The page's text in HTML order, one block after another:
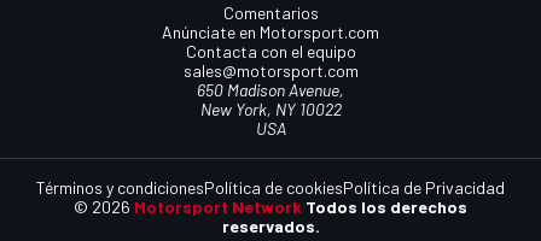
Comentarios
Anúnciate en Motorsport.com
Contacta con el equipo
sales@motorsport.com
650 Madison Avenue,
New York, NY 10022
USA
© 2026 Motorsport Network Todos los derechos
reservados.
Términos y condicionesPolítica de cookiesPolítica de Privacidad